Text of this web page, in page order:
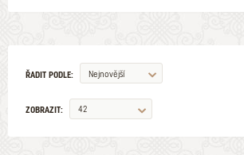
ŘADIT PODLE: Nejnovější
ZOBRAZIT: 42